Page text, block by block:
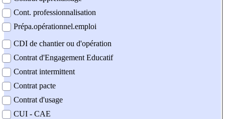
Cont. professionnalisation
Prépa.opérationnel.emploi
CDI de chantier ou d'opération
Contrat d'Engagement Educatif
Contrat intermittent
Contrat pacte
Contrat d'usage
CUI - CAE